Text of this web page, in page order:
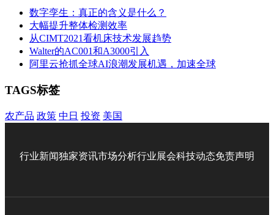
数字孪生：真正的含义是什么？
大幅提升整体检测效率
从CIMT2021看机床技术发展趋势
Walter的AC001和A3000引入
阿里云抢抓全球AI浪潮发展机遇，加速全球
TAGS标签
农产品 政策 中日 投资 美国
行业新闻独家资讯市场分析行业展会科技动态免责声明